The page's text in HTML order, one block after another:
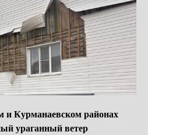
и Курманаевском районах
ураганный ветер